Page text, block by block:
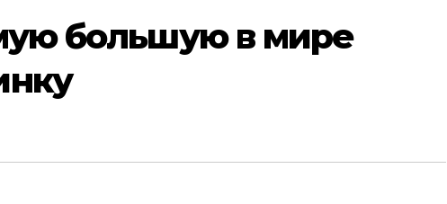
большую в мире